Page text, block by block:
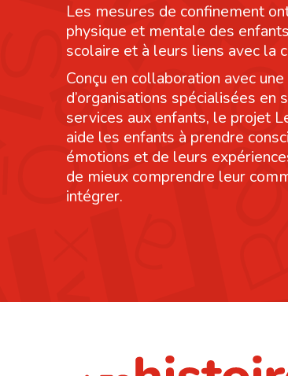
Les mesures de confinement
physique et mentale des
scolaire et à leurs liens avec la
Conçu en collaboration avec
d’organisations spécialisées en
services aux enfants, le projet
aide les enfants à prendre
émotions et de leurs
de mieux comprendre leur
intégrer.